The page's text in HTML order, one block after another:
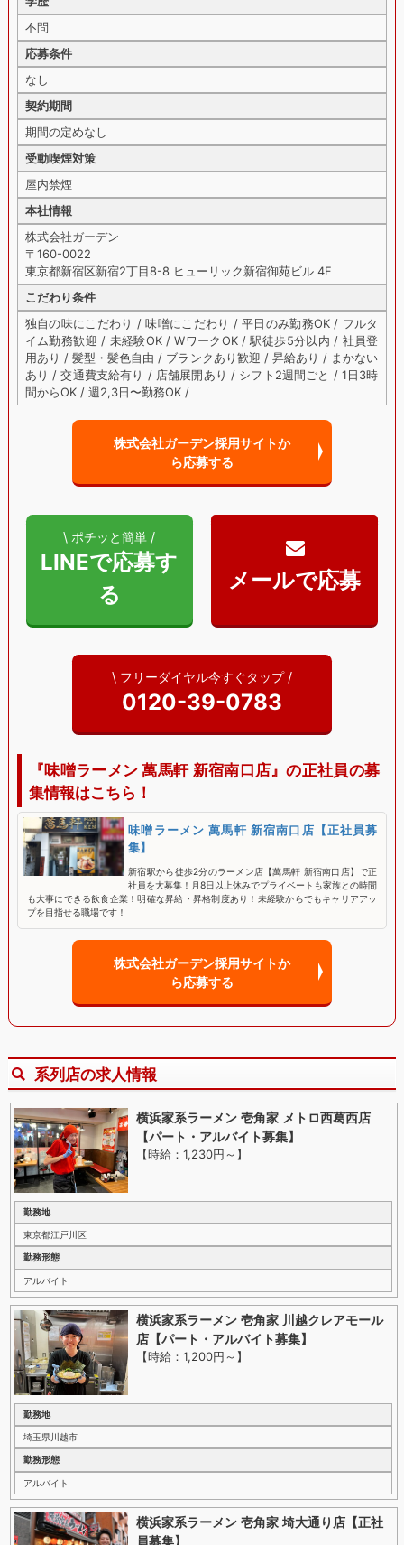
不問
応募条件
なし
契約期間
期間の定めなし
受動喫煙対策
屋内禁煙
本社情報
株式会社ガーデン
〒160-0022
東京都新宿区新宿2丁目8-8 ヒューリック新宿御苑ビル 4F
こだわり条件
独自の味にこだわり / 味噌にこだわり / 平日のみ勤務OK / フルタ
イム勤務歓迎 / 未経験OK / WワークOK / 駅徒歩5分以内 / 社員登
用あり / 髪型・髪色自由 / ブランクあり歓迎 / 昇給あり / まかない
あり / 交通費支給有り / 店舗展開あり / シフト2週間ごと / 1日3時
間からOK / 週2,3日〜勤務OK /
株式会社ガーデン採用サイトか
ら応募する
\ ポチッと簡単 /
LINEで応募す
る
\ フリーダイヤル今すぐタップ /
0120-39-0783
『味噌ラーメン 萬馬軒 新宿南口店』の正社員の募
集情報はこちら！
味噌ラーメン 萬馬軒 新宿南口店【正社員募
集】
新宿駅から徒歩2分のラーメン店【萬馬軒 新宿南口店】で正
社員を大募集！月8日以上休みでプライベートも家族との時間
も大事にできる飲食企業！明確な昇給・昇格制度あり！未経験からでもキャリアアッ
プを目指せる職場です！
株式会社ガーデン採用サイトか
ら応募する
系列店の求人情報
横浜家系ラーメン 壱角家 メトロ西葛西店
【パート・アルバイト募集】
【時給：1,230円～ 】
勤務地
東京都江戸川区
勤務形態
アルバイト
横浜家系ラーメン 壱角家 川越クレアモール
店【パート・アルバイト募集】
【時給：1,200円～ 】
勤務地
埼玉県川越市
勤務形態
アルバイト
横浜家系ラーメン 壱角家 埼大通り店【正社
員募集】